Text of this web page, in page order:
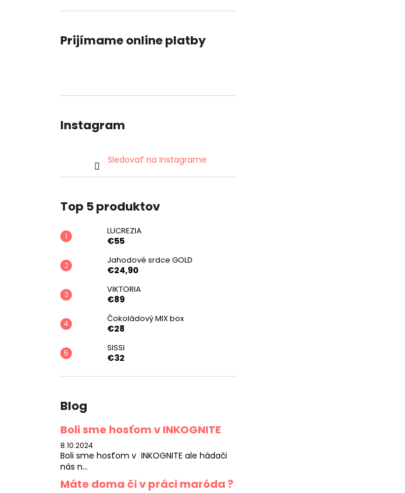
Prijímame online platby
Instagram
Sledovať na Instagrame
Top 5 produktov
LUCREZIA
€55
Jahodové srdce GOLD
€24,90
VIKTORIA
€89
Čokoládový MIX box
€28
SISSI
€32
Blog
Boli sme hosťom v INKOGNITE
8.10.2024
Boli sme hosťom v INKOGNITE ale hádači
nás n...
Máte doma či v práci maróda ?